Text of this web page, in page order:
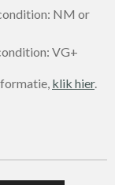
NM or
VG+
klik hier.